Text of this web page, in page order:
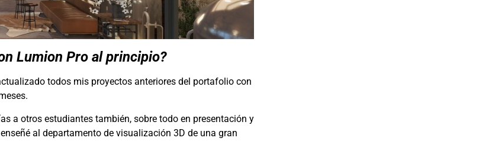
Lumion Pro al principio?
todos mis proyectos anteriores del portafolio con
a otros estudiantes también, sobre todo en presentación y
al departamento de visualización 3D de una gran